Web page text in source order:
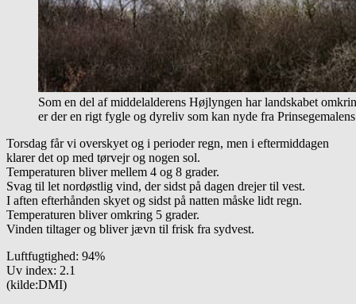
Som en del af middelalderens Højlyngen har landskabet
er der en rigt fygle og dyreliv som kan nyde fra
Torsdag får vi overskyet og i perioder regn, men i eftermiddagen
klarer det op med tørvejr og nogen sol.
Temperaturen bliver mellem 4 og 8 grader.
Svag til let nordøstlig vind, der sidst på dagen drejer til vest.
I aften efterhånden skyet og sidst på natten måske lidt regn.
Temperaturen bliver omkring 5 grader.
Vinden tiltager og bliver jævn til frisk fra sydvest.
Luftfugtighed: 94%
Uv index: 2.1
(kilde:DMI)